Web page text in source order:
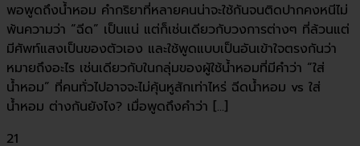
พอพูดถึงน้ำหอม คำกริยาที่หลายคนน่าจะใช้กันจนติดปากคงหนีไม่
พ้นความว่า “ฉีด” เป็นแน่ แต่ก็เช่นเดียวกับวงการต่างๆ ที่ล้วนแต่
มีศัพท์แสงเป็นของตัวเอง และใช้พูดแบบเป็นอันเข้าใจตรงกันว่า
หมายถึงอะไร เช่นเดียวกับในกลุ่มของผู้ใช้น้ำหอมที่มีคำว่า “ใส่
น้ำหอม” ที่คนทั่วไปอาจจะไม่คุ้นหูสักเท่าไหร่ ฉีดน้ำหอม vs ใส่
น้ำหอม ต่างกันยังไง? เมื่อพูดถึงคำว่า [...]
21